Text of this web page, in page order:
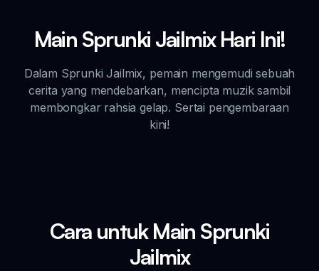
Main Sprunki Jailmix Hari Ini!
Dalam Sprunki Jailmix, pemain mengemudi sebuah
cerita yang mendebarkan, mencipta muzik sambil
membongkar rahsia gelap. Sertai pengembaraan
kini!
Cara untuk Main Sprunki
Jailmix